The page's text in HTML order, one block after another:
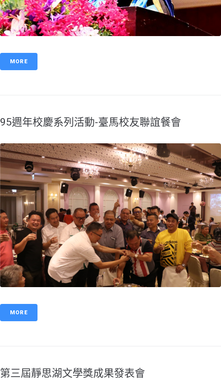
MORE
95週年校慶系列活動-臺馬校友聯誼餐會
MORE
第三屆靜思湖文學獎成果發表會